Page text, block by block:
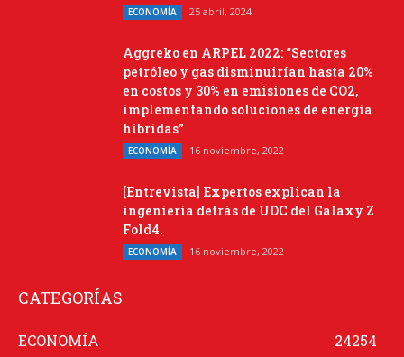
ECONOMÍA 25 abril, 2024
Aggreko en ARPEL 2022: “Sectores
petróleo y gas disminuirían hasta 20%
en costos y 30% en emisiones de CO2,
implementando soluciones de energía
híbridas”
ECONOMÍA 16 noviembre, 2022
[Entrevista] Expertos explican la
ingeniería detrás de UDC del Galaxy Z
Fold4.
ECONOMÍA 16 noviembre, 2022
CATEGORÍAS
ECONOMÍA
24254